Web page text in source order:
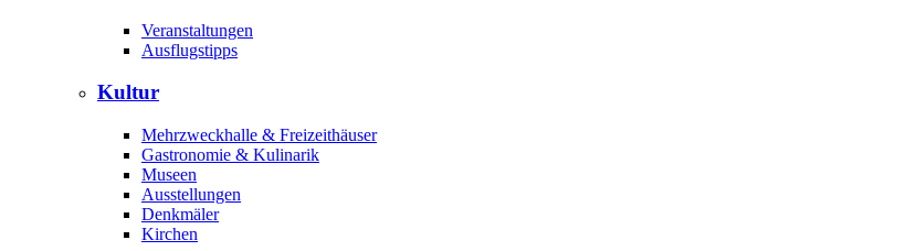
Veranstaltungen
Ausflugstipps
Kultur
Mehrzweckhalle & Freizeithäuser
Gastronomie & Kulinarik
Museen
Ausstellungen
Denkmäler
Kirchen